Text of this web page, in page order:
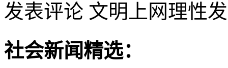
发表评论 文明上网理性
社会新闻精选：